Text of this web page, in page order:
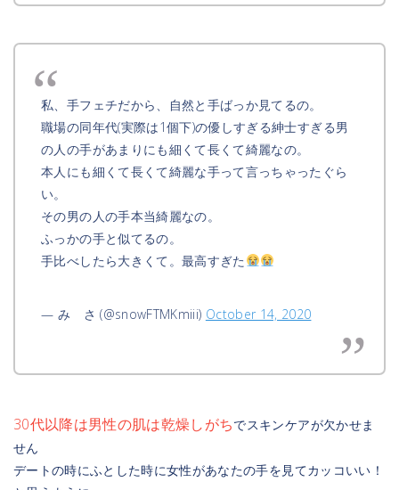
私、手フェチだから、自然と手ばっか見てるの。
職場の同年代(実際は1個下)の優しすぎる紳士すぎる男
の人の手があまりにも細くて長くて綺麗なの。
本人にも細くて長くて綺麗な手って言っちゃったぐら
い。
その男の人の手本当綺麗なの。
ふっかの手と似てるの。
手比べしたら大きくて。最高すぎた
— み さ (@snowFTMKmiii) October 14, 2020
30代以降は男性の肌は乾燥しがちでスキンケアが欠かせま
せん
デートの時にふとした時に女性があなたの手を見てカッコいい！